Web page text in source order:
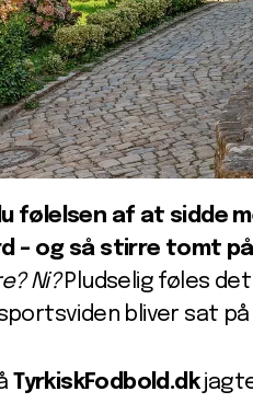
følelsen af at sidde
– og så stirre tomt
Ni?Pludselig føles
bliver sat på
TyrkiskFodbold.dk